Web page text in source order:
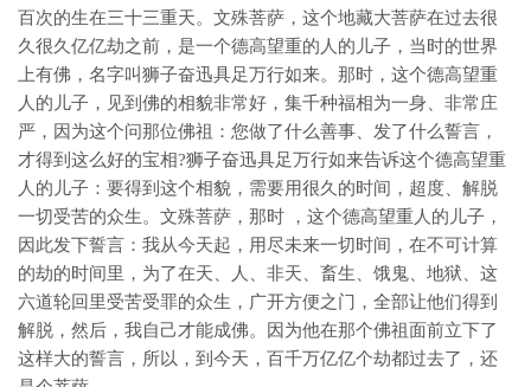
百次的生在三十三重天。文殊菩萨，这个地藏大菩萨在过去很
久很久亿亿劫之前，是一个德高望重的人的儿子，当时的世界
上有佛，名字叫狮子奋迅具足万行如来。那时，这个德高望重
人的儿子，见到佛的相貌非常好，集千种福相为一身、非常庄
严，因为这个问那位佛祖：您做了什么善事、发了什么誓言，
才得到这么好的宝相?狮子奋迅具足万行如来告诉这个德高望重
人的儿子：要得到这个相貌，需要用很久的时间，超度、解脱
一切受苦的众生。文殊菩萨，那时 ，这个德高望重人的儿子，
因此发下誓言：我从今天起，用尽未来一切时间，在不可计算
的劫的时间里，为了在天、人、非天、畜生、饿鬼、地狱、这
六道轮回里受苦受罪的众生，广开方便之门，全部让他们得到
解脱，然后，我自己才能成佛。因为他在那个佛祖面前立下了
这样大的誓言，所以，到今天，百千万亿亿个劫都过去了，还